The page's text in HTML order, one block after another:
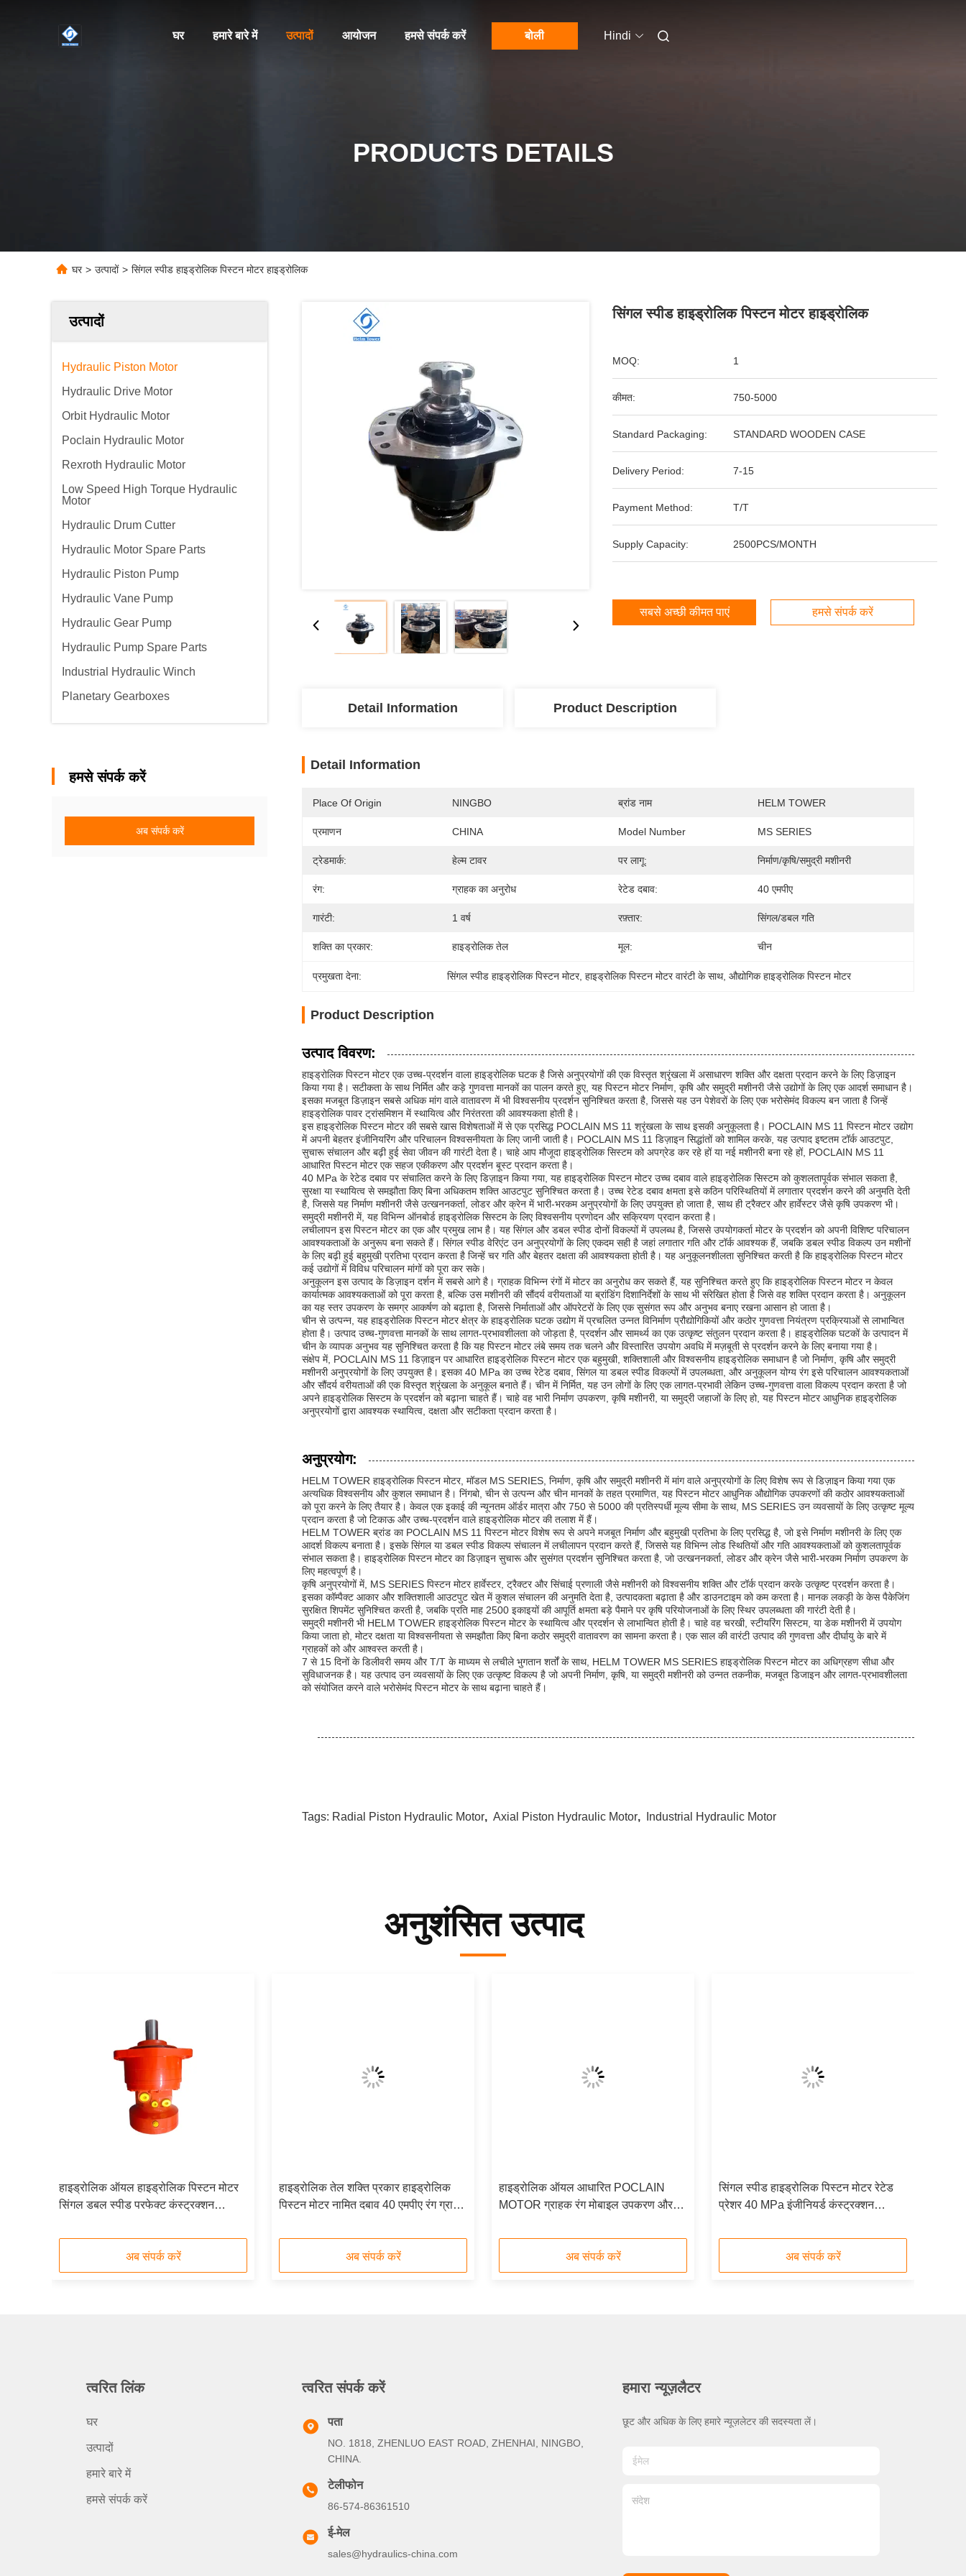
घर हमारे बारे में उत्पादों आयोजन हमसे संपर्क करें बोली Hindi
PRODUCTS DETAILS
घर > उत्पादों > सिंगल स्पीड हाइड्रोलिक पिस्टन मोटर हाइड्रोलिक
उत्पादों
Hydraulic Piston Motor
Hydraulic Drive Motor
Orbit Hydraulic Motor
Poclain Hydraulic Motor
Rexroth Hydraulic Motor
Low Speed High Torque Hydraulic
Motor
Hydraulic Drum Cutter
Hydraulic Motor Spare Parts
Hydraulic Piston Pump
Hydraulic Vane Pump
Hydraulic Gear Pump
Hydraulic Pump Spare Parts
Industrial Hydraulic Winch
Planetary Gearboxes
हमसे संपर्क करें
अब संपर्क करें
सिंगल स्पीड हाइड्रोलिक पिस्टन मोटर हाइड्रोलिक
MOQ: 1
कीमत: 750-5000
Standard Packaging: STANDARD WOODEN CASE
Delivery Period: 7-15
Payment Method: T/T
Supply Capacity: 2500PCS/MONTH
सबसे अच्छी कीमत पाएं हमसे संपर्क करें
Detail Information Product Description
Detail Information
Place Of Origin NINGBO ब्रांड नाम HELM TOWER
प्रमाणन CHINA Model Number MS SERIES
ट्रेडमार्क: हेल्म टावर पर लागू: निर्माण/कृषि/समुद्री मशीनरी
रंग: ग्राहक का अनुरोध रेटेड दबाव: 40 एमपीए
गारंटी: 1 वर्ष रफ़्तार: सिंगल/डबल गति
शक्ति का प्रकार: हाइड्रोलिक तेल मूल: चीन
प्रमुखता देना: सिंगल स्पीड हाइड्रोलिक पिस्टन मोटर, हाइड्रोलिक पिस्टन मोटर वारंटी के साथ, औद्योगिक हाइड्रोलिक पिस्टन मोटर
Product Description
उत्पाद विवरण:
हाइड्रोलिक पिस्टन मोटर एक उच्च-प्रदर्शन वाला हाइड्रोलिक घटक है जिसे अनुप्रयोगों की एक विस्तृत श्रृंखला में असाधारण शक्ति और दक्षता प्रदान करने के लिए डिज़ाइन
किया गया है। सटीकता के साथ निर्मित और कड़े गुणवत्ता मानकों का पालन करते हुए, यह पिस्टन मोटर निर्माण, कृषि और समुद्री मशीनरी जैसे उद्योगों के लिए एक आदर्श समाधान है।
इसका मजबूत डिज़ाइन सबसे अधिक मांग वाले वातावरण में भी विश्वसनीय प्रदर्शन सुनिश्चित करता है, जिससे यह उन पेशेवरों के लिए एक भरोसेमंद विकल्प बन जाता है जिन्हें
हाइड्रोलिक पावर ट्रांसमिशन में स्थायित्व और निरंतरता की आवश्यकता होती है।
इस हाइड्रोलिक पिस्टन मोटर की सबसे खास विशेषताओं में से एक प्रसिद्ध POCLAIN MS 11 श्रृंखला के साथ इसकी अनुकूलता है। POCLAIN MS 11 पिस्टन मोटर उद्योग
में अपनी बेहतर इंजीनियरिंग और परिचालन विश्वसनीयता के लिए जानी जाती है। POCLAIN MS 11 डिज़ाइन सिद्धांतों को शामिल करके, यह उत्पाद इष्टतम टॉर्क आउटपुट,
सुचारू संचालन और बढ़ी हुई सेवा जीवन की गारंटी देता है। चाहे आप मौजूदा हाइड्रोलिक सिस्टम को अपग्रेड कर रहे हों या नई मशीनरी बना रहे हों, POCLAIN MS 11
आधारित पिस्टन मोटर एक सहज एकीकरण और प्रदर्शन बूस्ट प्रदान करता है।
40 MPa के रेटेड दबाव पर संचालित करने के लिए डिज़ाइन किया गया, यह हाइड्रोलिक पिस्टन मोटर उच्च दबाव वाले हाइड्रोलिक सिस्टम को कुशलतापूर्वक संभाल सकता है,
सुरक्षा या स्थायित्व से समझौता किए बिना अधिकतम शक्ति आउटपुट सुनिश्चित करता है। उच्च रेटेड दबाव क्षमता इसे कठिन परिस्थितियों में लगातार प्रदर्शन करने की अनुमति देती
है, जिससे यह निर्माण मशीनरी जैसे उत्खननकर्ता, लोडर और क्रेन में भारी-भरकम अनुप्रयोगों के लिए उपयुक्त हो जाता है, साथ ही ट्रैक्टर और हार्वेस्टर जैसे कृषि उपकरण भी।
समुद्री मशीनरी में, यह विभिन्न ऑनबोर्ड हाइड्रोलिक सिस्टम के लिए विश्वसनीय प्रणोदन और सक्रियण प्रदान करता है।
लचीलापन इस पिस्टन मोटर का एक और प्रमुख लाभ है। यह सिंगल और डबल स्पीड दोनों विकल्पों में उपलब्ध है, जिससे उपयोगकर्ता मोटर के प्रदर्शन को अपनी विशिष्ट परिचालन
आवश्यकताओं के अनुरूप बना सकते हैं। सिंगल स्पीड वेरिएंट उन अनुप्रयोगों के लिए एकदम सही है जहां लगातार गति और टॉर्क आवश्यक हैं, जबकि डबल स्पीड विकल्प उन मशीनों
के लिए बढ़ी हुई बहुमुखी प्रतिभा प्रदान करता है जिन्हें चर गति और बेहतर दक्षता की आवश्यकता होती है। यह अनुकूलनशीलता सुनिश्चित करती है कि हाइड्रोलिक पिस्टन मोटर
कई उद्योगों में विविध परिचालन मांगों को पूरा कर सके।
अनुकूलन इस उत्पाद के डिज़ाइन दर्शन में सबसे आगे है। ग्राहक विभिन्न रंगों में मोटर का अनुरोध कर सकते हैं, यह सुनिश्चित करते हुए कि हाइड्रोलिक पिस्टन मोटर न केवल
कार्यात्मक आवश्यकताओं को पूरा करता है, बल्कि उस मशीनरी की सौंदर्य वरीयताओं या ब्रांडिंग दिशानिर्देशों के साथ भी संरेखित होता है जिसे वह शक्ति प्रदान करता है। अनुकूलन
का यह स्तर उपकरण के समग्र आकर्षण को बढ़ाता है, जिससे निर्माताओं और ऑपरेटरों के लिए एक सुसंगत रूप और अनुभव बनाए रखना आसान हो जाता है।
चीन से उत्पन्न, यह हाइड्रोलिक पिस्टन मोटर क्षेत्र के हाइड्रोलिक घटक उद्योग में प्रचलित उन्नत विनिर्माण प्रौद्योगिकियों और कठोर गुणवत्ता नियंत्रण प्रक्रियाओं से लाभान्वित
होता है। उत्पाद उच्च-गुणवत्ता मानकों के साथ लागत-प्रभावशीलता को जोड़ता है, प्रदर्शन और सामर्थ्य का एक उत्कृष्ट संतुलन प्रदान करता है। हाइड्रोलिक घटकों के उत्पादन में
चीन के व्यापक अनुभव यह सुनिश्चित करता है कि यह पिस्टन मोटर लंबे समय तक चलने और विस्तारित उपयोग अवधि में मज़बूती से प्रदर्शन करने के लिए बनाया गया है।
संक्षेप में, POCLAIN MS 11 डिज़ाइन पर आधारित हाइड्रोलिक पिस्टन मोटर एक बहुमुखी, शक्तिशाली और विश्वसनीय हाइड्रोलिक समाधान है जो निर्माण, कृषि और समुद्री
मशीनरी अनुप्रयोगों के लिए उपयुक्त है। इसका 40 MPa का उच्च रेटेड दबाव, सिंगल या डबल स्पीड विकल्पों में उपलब्धता, और अनुकूलन योग्य रंग इसे परिचालन आवश्यकताओं
और सौंदर्य वरीयताओं की एक विस्तृत श्रृंखला के अनुकूल बनाते हैं। चीन में निर्मित, यह उन लोगों के लिए एक लागत-प्रभावी लेकिन उच्च-गुणवत्ता वाला विकल्प प्रदान करता है जो
अपने हाइड्रोलिक सिस्टम के प्रदर्शन को बढ़ाना चाहते हैं। चाहे वह भारी निर्माण उपकरण, कृषि मशीनरी, या समुद्री जहाजों के लिए हो, यह पिस्टन मोटर आधुनिक हाइड्रोलिक
अनुप्रयोगों द्वारा आवश्यक स्थायित्व, दक्षता और सटीकता प्रदान करता है।
अनुप्रयोग:
HELM TOWER हाइड्रोलिक पिस्टन मोटर, मॉडल MS SERIES, निर्माण, कृषि और समुद्री मशीनरी में मांग वाले अनुप्रयोगों के लिए विशेष रूप से डिज़ाइन किया गया एक
अत्यधिक विश्वसनीय और कुशल समाधान है। निंगबो, चीन से उत्पन्न और चीन मानकों के तहत प्रमाणित, यह पिस्टन मोटर आधुनिक औद्योगिक उपकरणों की कठोर आवश्यकताओं
को पूरा करने के लिए तैयार है। केवल एक इकाई की न्यूनतम ऑर्डर मात्रा और 750 से 5000 की प्रतिस्पर्धी मूल्य सीमा के साथ, MS SERIES उन व्यवसायों के लिए उत्कृष्ट मूल्य
प्रदान करता है जो टिकाऊ और उच्च-प्रदर्शन वाले हाइड्रोलिक मोटर की तलाश में हैं।
HELM TOWER ब्रांड का POCLAIN MS 11 पिस्टन मोटर विशेष रूप से अपने मजबूत निर्माण और बहुमुखी प्रतिभा के लिए प्रसिद्ध है, जो इसे निर्माण मशीनरी के लिए एक
आदर्श विकल्प बनाता है। इसके सिंगल या डबल स्पीड विकल्प संचालन में लचीलापन प्रदान करते हैं, जिससे यह विभिन्न लोड स्थितियों और गति आवश्यकताओं को कुशलतापूर्वक
संभाल सकता है। हाइड्रोलिक पिस्टन मोटर का डिज़ाइन सुचारू और सुसंगत प्रदर्शन सुनिश्चित करता है, जो उत्खननकर्ता, लोडर और क्रेन जैसे भारी-भरकम निर्माण उपकरण के
लिए महत्वपूर्ण है।
कृषि अनुप्रयोगों में, MS SERIES पिस्टन मोटर हार्वेस्टर, ट्रैक्टर और सिंचाई प्रणाली जैसे मशीनरी को विश्वसनीय शक्ति और टॉर्क प्रदान करके उत्कृष्ट प्रदर्शन करता है।
इसका कॉम्पैक्ट आकार और शक्तिशाली आउटपुट खेत में कुशल संचालन की अनुमति देता है, उत्पादकता बढ़ाता है और डाउनटाइम को कम करता है। मानक लकड़ी के केस पैकेजिंग
सुरक्षित शिपमेंट सुनिश्चित करती है, जबकि प्रति माह 2500 इकाइयों की आपूर्ति क्षमता बड़े पैमाने पर कृषि परियोजनाओं के लिए स्थिर उपलब्धता की गारंटी देती है।
समुद्री मशीनरी भी HELM TOWER हाइड्रोलिक पिस्टन मोटर के स्थायित्व और प्रदर्शन से लाभान्वित होती है। चाहे वह चरखी, स्टीयरिंग सिस्टम, या डेक मशीनरी में उपयोग
किया जाता हो, मोटर दक्षता या विश्वसनीयता से समझौता किए बिना कठोर समुद्री वातावरण का सामना करता है। एक साल की वारंटी उत्पाद की गुणवत्ता और दीर्घायु के बारे में
ग्राहकों को और आश्वस्त करती है।
7 से 15 दिनों के डिलीवरी समय और T/T के माध्यम से लचीले भुगतान शर्तों के साथ, HELM TOWER MS SERIES हाइड्रोलिक पिस्टन मोटर का अधिग्रहण सीधा और
सुविधाजनक है। यह उत्पाद उन व्यवसायों के लिए एक उत्कृष्ट विकल्प है जो अपनी निर्माण, कृषि, या समुद्री मशीनरी को उन्नत तकनीक, मजबूत डिजाइन और लागत-प्रभावशीलता
को संयोजित करने वाले भरोसेमंद पिस्टन मोटर के साथ बढ़ाना चाहते हैं।
Tags: Radial Piston Hydraulic Motor, Axial Piston Hydraulic Motor, Industrial Hydraulic Motor
अनुशंसित उत्पाद
हाइड्रोलिक ऑयल हाइड्रोलिक पिस्टन मोटर
सिंगल डबल स्पीड परफेक्ट कंस्ट्रक्शन
अब संपर्क करें
हाइड्रोलिक तेल शक्ति प्रकार हाइड्रोलिक
पिस्टन मोटर नामित दबाव 40 एमपीए रंग ग्राहक
अब संपर्क करें
हाइड्रोलिक ऑयल आधारित POCLAIN
MOTOR ग्राहक रंग मोबाइल उपकरण और
डिज़ाइन
अब संपर्क करें
सिंगल स्पीड हाइड्रोलिक पिस्टन मोटर रेटेड
प्रेशर 40 MPa इंजीनियर्ड कंस्ट्रक्शन
अब संपर्क करें
त्वरित लिंक
घर
उत्पादों
हमारे बारे में
हमसे संपर्क करें
त्वरित संपर्क करें
पता
NO. 1818, ZHENLUO EAST ROAD, ZHENHAI, NINGBO,
CHINA.
टेलीफोन
86-574-86361510
ई-मेल
sales@hydraulics-china.com
हमारा न्यूज़लैटर
छूट और अधिक के लिए हमारे न्यूज़लेटर की सदस्यता लें।